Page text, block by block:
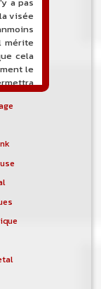
visée
mérite
cela
le
de
et
être
la
vous
un